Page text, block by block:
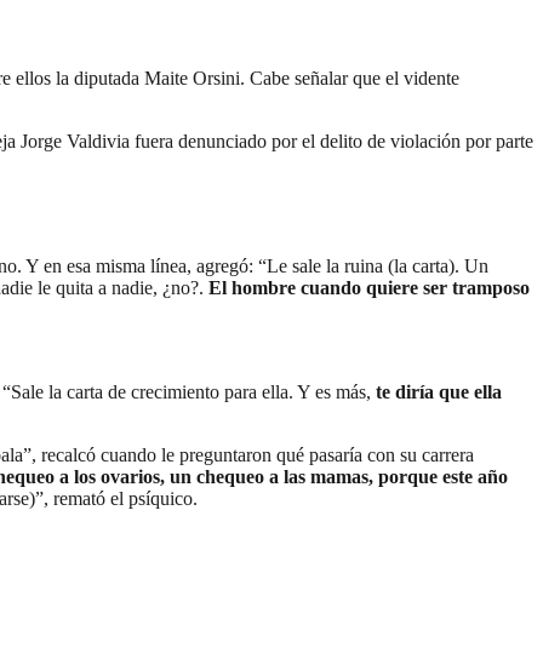
ellos la diputada Maite Orsini. Cabe señalar que el vidente
Jorge Valdivia fuera denunciado por el delito de violación por parte
Y en esa misma línea, agregó: “Le sale la ruina (la carta). Un
le quita a nadie, ¿no?. El hombre cuando quiere ser tramposo
la carta de crecimiento para ella. Y es más, te diría que ella
recalcó cuando le preguntaron qué pasaría con su carrera
a los ovarios, un chequeo a las mamas, porque este año
remató el psíquico.